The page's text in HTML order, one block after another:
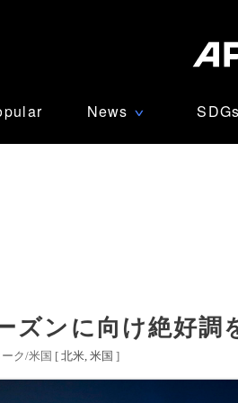
News ∨ SDGs
ズンに向け絶好調
ク/米国 [ 北米 米国 ]